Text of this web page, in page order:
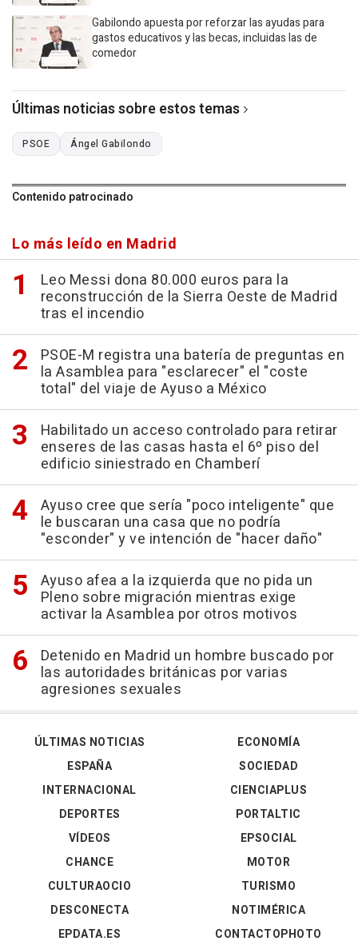
Gabilondo apuesta por reforzar las ayudas para
gastos educativos y las becas, incluidas las de
comedor
Últimas noticias sobre estos temas
PSOE Ángel Gabilondo
Contenido patrocinado
Lo más leído en Madrid
Leo Messi dona 80.000 euros para la
reconstrucción de la Sierra Oeste de Madrid
tras el incendio
PSOE-M registra una batería de preguntas en
la Asamblea para "esclarecer" el "coste
total" del viaje de Ayuso a México
Habilitado un acceso controlado para retirar
enseres de las casas hasta el 6º piso del
edificio siniestrado en Chamberí
Ayuso cree que sería "poco inteligente" que
le buscaran una casa que no podría
"esconder" y ve intención de "hacer daño"
Ayuso afea a la izquierda que no pida un
Pleno sobre migración mientras exige
activar la Asamblea por otros motivos
Detenido en Madrid un hombre buscado por
las autoridades británicas por varias
agresiones sexuales
ÚLTIMAS NOTICIAS
ESPAÑA
INTERNACIONAL
DEPORTES
VÍDEOS
ECONOMÍA
SOCIEDAD
CIENCIAPLUS
PORTALTIC
EPSOCIAL
CHANCE
CULTURAOCIO
DESCONECTA
EPDATA.ES
MOTOR
TURISMO
NOTIMÉRICA
CONTACTOPHOTO